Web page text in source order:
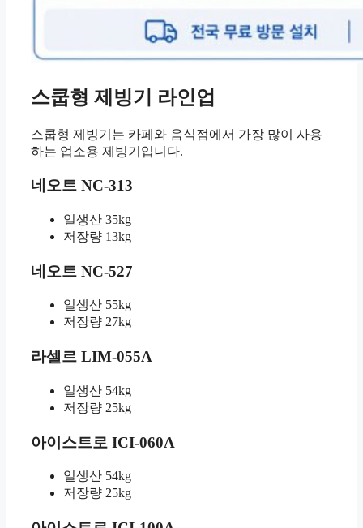
스쿱형 제빙기 라인업
스쿱형 제빙기는 카페와 음식점에서 가장 많이 사용
하는 업소용 제빙기입니다.
네오트 NC-313
일생산 35kg
저장량 13kg
네오트 NC-527
일생산 55kg
저장량 27kg
라셀르 LIM-055A
일생산 54kg
저장량 25kg
아이스트로 ICI-060A
일생산 54kg
저장량 25kg